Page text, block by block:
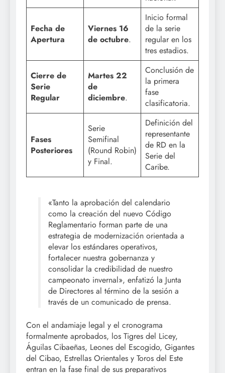
Fecha de
Apertura
Viernes 16
de octubre.
Inicio formal
de la serie
regular en los
tres estadios.
Cierre de
Serie
Regular
Martes 22
de
diciembre.
Conclusión de
la primera
fase
clasificatoria.
Fases
Posteriores
Serie
Semifinal
(Round Robin)
y Final.
Definición del
representante
de RD en la
Serie del
Caribe.
«Tanto la aprobación del calendario
como la creación del nuevo Código
Reglamentario forman parte de una
estrategia de modernización orientada a
elevar los estándares operativos,
fortalecer nuestra gobernanza y
consolidar la credibilidad de nuestro
campeonato invernal», enfatizó la Junta
de Directores al término de la sesión a
través de un comunicado de prensa.
Con el andamiaje legal y el cronograma
formalmente aprobados, los Tigres del Licey,
Águilas Cibaeñas, Leones del Escogido, Gigantes
del Cibao, Estrellas Orientales y Toros del Este
entran en la fase final de sus preparativos